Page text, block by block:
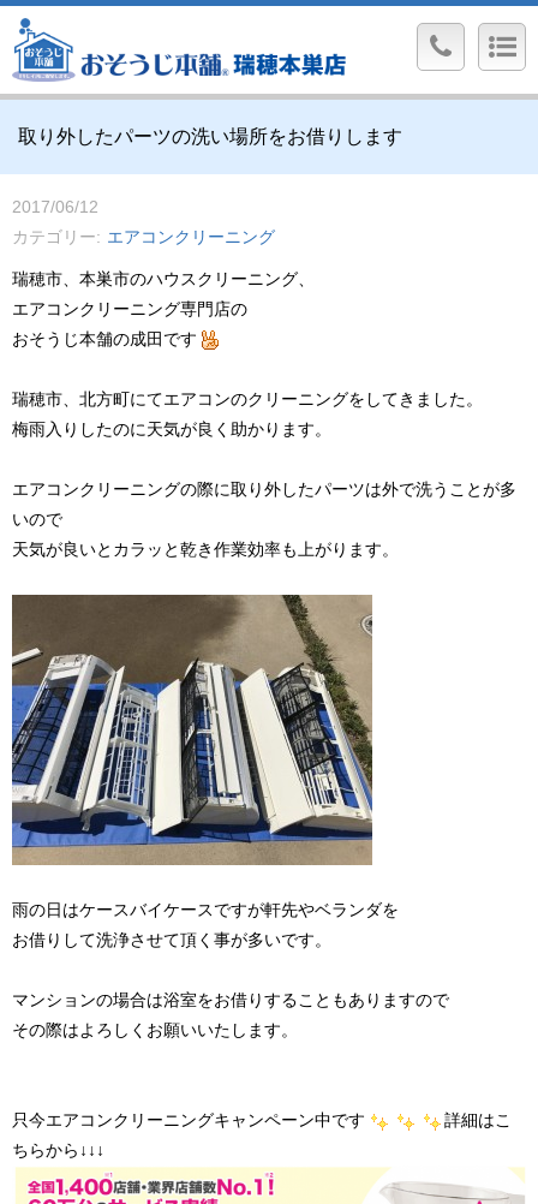
取り外したパーツの洗い場所をお借りします
2017/06/12
カテゴリー
エアコンクリーニング
瑞穂市、本巣市のハウスクリーニング、
エアコンクリーニング専門店の
おそうじ本舗の成田です
瑞穂市、北方町にてエアコンのクリーニングをしてきました。
梅雨入りしたのに天気が良く助かります。
エアコンクリーニングの際に取り外したパーツは外で洗うことが多
いので
天気が良いとカラッと乾き作業効率も上がります。
雨の日はケースバイケースですが軒先やベランダを
お借りして洗浄させて頂く事が多いです。
マンションの場合は浴室をお借りすることもありますので
その際はよろしくお願いいたします。
只今エアコンクリーニングキャンペーン中です
詳細はこ
ちらから↓↓↓